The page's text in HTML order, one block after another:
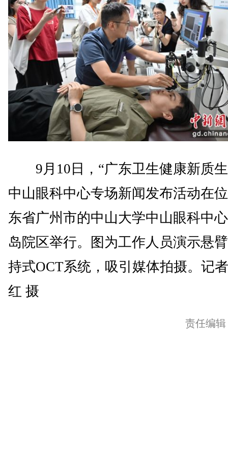
9月10日，“广东卫生健康新质生
中山眼科中心专场新闻发布活动在
东省广州市的中山大学中山眼科中
岛院区举行。图为工作人员演示悬
持式OCT系统，吸引媒体拍摄。记
红 摄
责任编